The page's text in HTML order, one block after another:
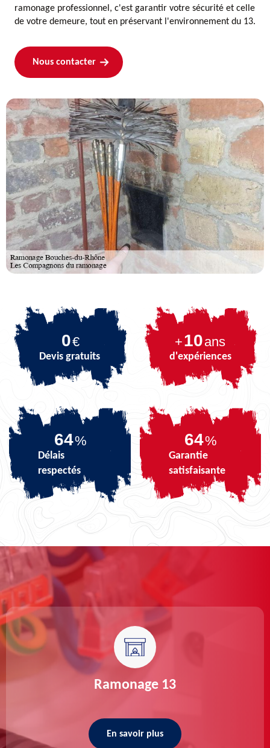
ramonage professionnel, c'est garantir votre sécurité et celle
de votre demeure, tout en préservant l'environnement du 13.
Nous contacter
0€
Devis gratuits
+10ans
d'expériences
79%
Délais
respectés
79%
Garantie
satisfaisante
Ramonage 13
En savoir plus